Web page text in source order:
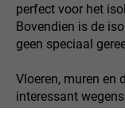
perfect voor het
Bovendien is de
geen speciaal
Vloeren, muren en
interessant
en technische